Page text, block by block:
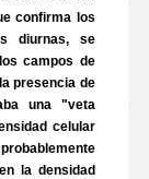
confirma los
diurnas, se
campos de
presencia de
una "veta
celular
la densidad